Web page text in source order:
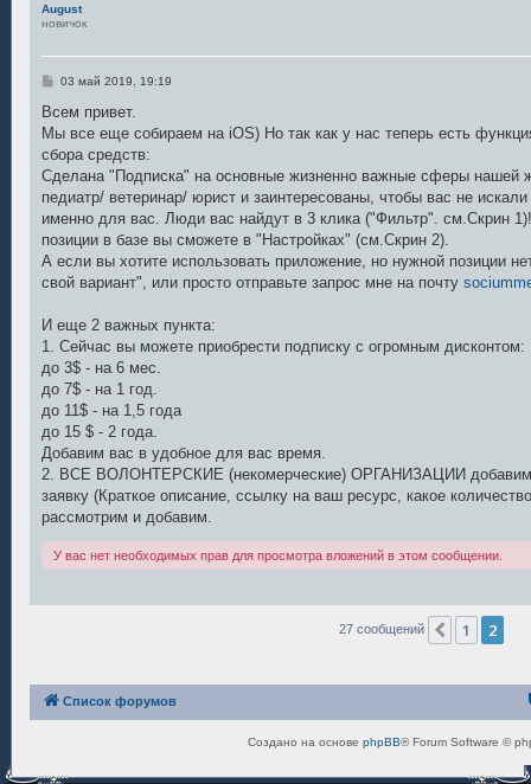
August
новичок
С
о
щ
е
и
е
03 май 2019, 19:19
Всем привет.
Мы все еще собираем на iOS) Но так как у нас теперь есть
сбора средств:
Сделана "Подписка" на основные жизненно важные сферы нашей
педиатр/ ветеринар/ юрист и заинтересованы, чтобы вас не
именно для вас. Люди вас найдут в 3 клика ("Фильтр". см.Скрин
позиции в базе вы сможете в "Настройках" (см.Скрин 2).
А если вы хотите использовать приложение, но нужной позиции
свой вариант", или просто отправьте запрос мне на почту
И еще 2 важных пункта:
1. Сейчас вы можете приобрести подписку с огромным дисконтом:
до 3$ - на 6 мес.
до 7$ - на 1 год.
до 11$ - на 1,5 года
до 15 $ - 2 года.
Добавим вас в удобное для вас время.
2. ВСЕ ВОЛОНТЕРСКИЕ (некомерческие) ОРГАНИЗАЦИИ
заявку (Краткое описание, ссылку на ваш ресурс, какое
рассмотрим и добавим.
У вас нет необходимых прав для просмотра вложений в этом сообщении.
27 сообщений Пред.
1 2
Список форумов
Создано на основе phpBB® Forum Software ©